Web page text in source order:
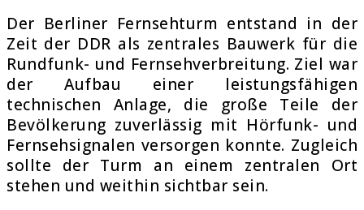
Der Berliner Fernsehturm entstand in der
Zeit der DDR als zentrales Bauwerk für die
Rundfunk- und Fernsehverbreitung. Ziel war
der Aufbau einer leistungsfähigen
technischen Anlage, die große Teile der
Bevölkerung zuverlässig mit Hörfunk- und
Fernsehsignalen versorgen konnte. Zugleich
sollte der Turm an einem zentralen Ort
stehen und weithin sichtbar sein.